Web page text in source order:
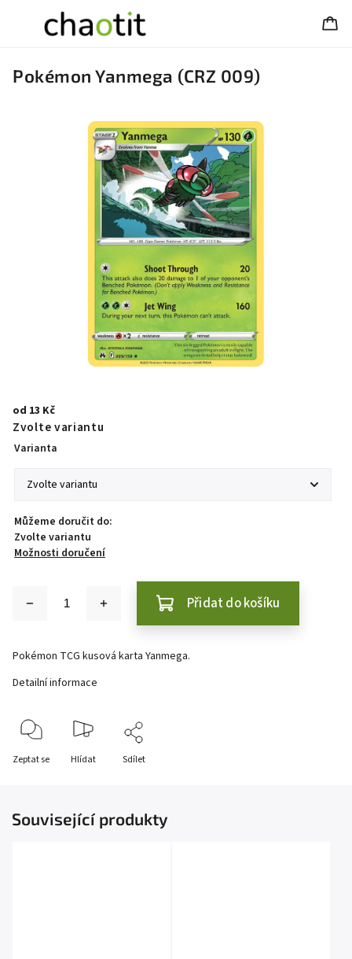
Pokémon Yanmega (CRZ 009)
od 13 Kč
Zvolte variantu
Varianta
Můžeme doručit do:
Zvolte variantu
Možnosti doručení
Přidat do košíku
Pokémon TCG kusová karta Yanmega.
Detailní informace
Zeptat se Hlídat Sdílet
Související produkty